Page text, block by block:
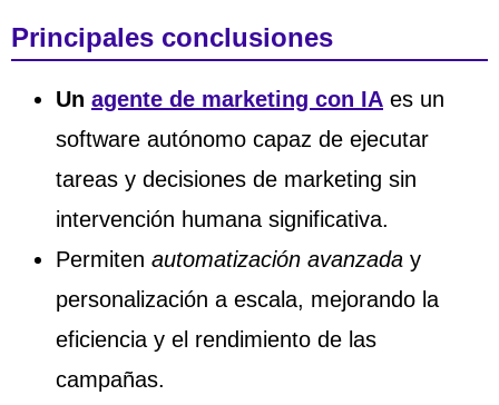
Principales conclusiones
Un agente de marketing con IA es un
software autónomo capaz de ejecutar
tareas y decisiones de marketing sin
intervención humana significativa.
Permiten automatización avanzada y
personalización a escala, mejorando la
eficiencia y el rendimiento de las
campañas.